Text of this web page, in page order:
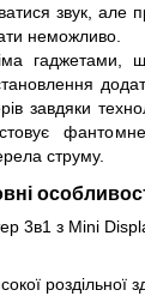
звук, але
неможливо.
гаджетами,
завдяки
струму.
3в1 з Mini
роздільної